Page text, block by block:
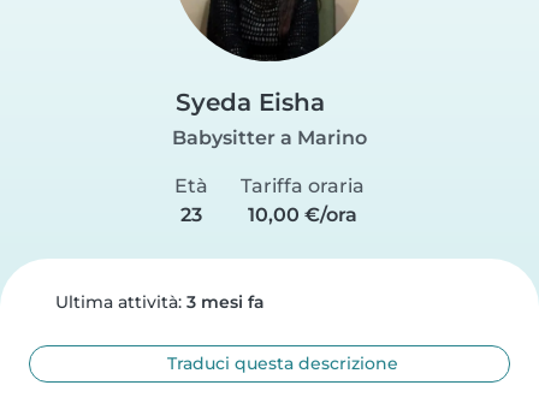
Syeda Eisha
Babysitter a Marino
Età
23
Tariffa oraria
10,00 €/ora
Ultima attività: 3 mesi fa
Traduci questa descrizione